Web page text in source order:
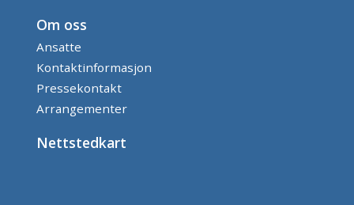
Om oss
Ansatte
Kontaktinformasjon
Pressekontakt
Arrangementer
Nettstedkart